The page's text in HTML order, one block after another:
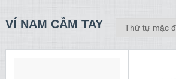
VÍ NAM CẦM TAY